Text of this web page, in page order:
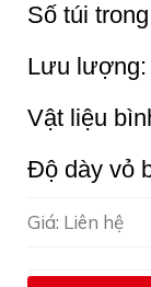
Số túi
Lưu lượng:
Vật liệu
Độ dày vỏ
Giá: Liên hệ